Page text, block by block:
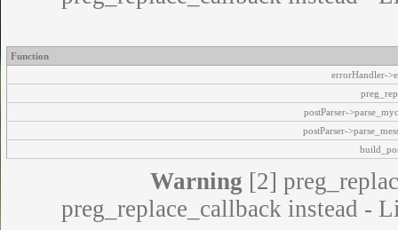
Function
errorHandler-
postParser-
postParser-
Warning [2]
preg_replace_callback instead -